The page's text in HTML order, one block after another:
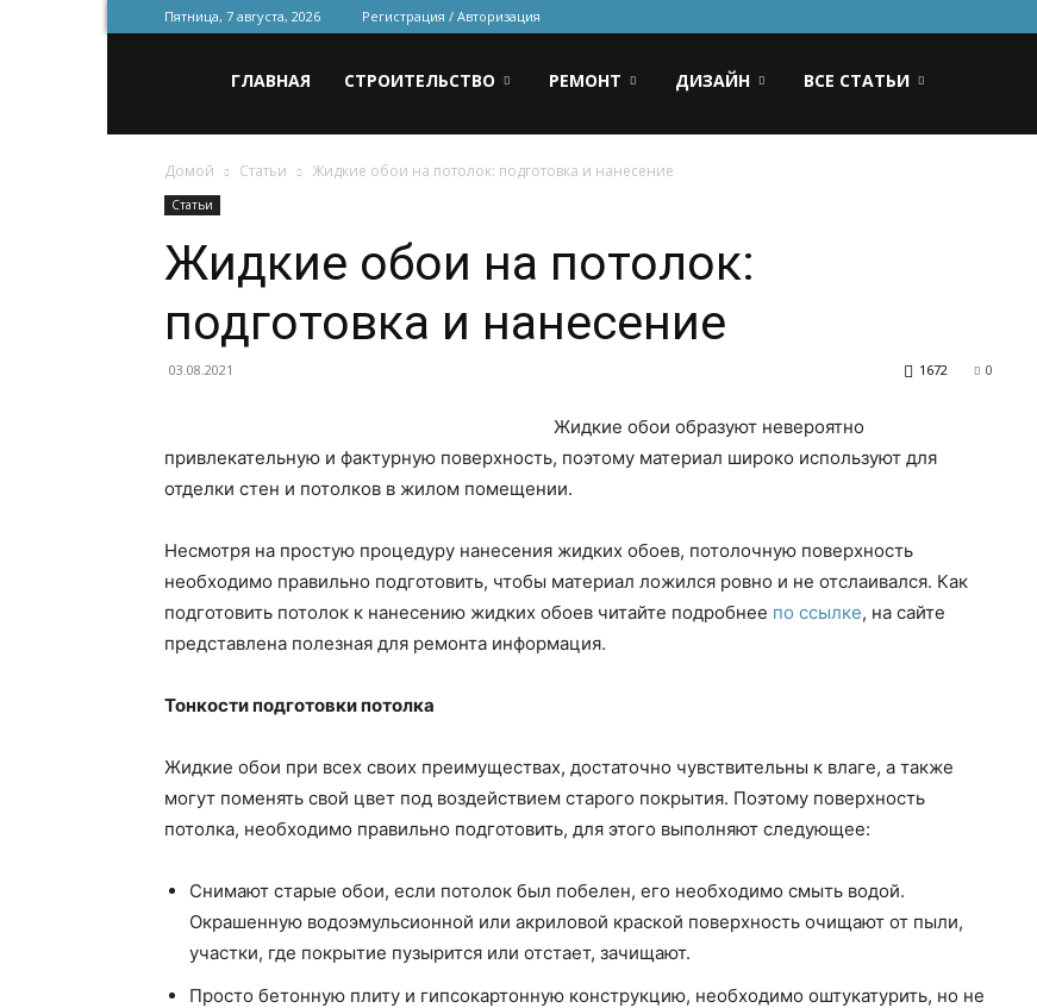
Пятница, 7 августа, 2026 Регистрация / Авторизация
для
строительства
и
ремонта
ГЛАВНАЯ СТРОИТЕЛЬСТВО РЕМОНТ ДИЗАЙН ВСЕ СТАТЬИ
Домой Статьи Жидкие обои на потолок: подготовка и нанесение
Статьи
Жидкие обои на потолок:
подготовка и нанесение
03.08.2021 0
1672
Жидкие обои образуют невероятно
привлекательную и фактурную поверхность, поэтому материал широко используют для
отделки стен и потолков в жилом помещении.
Несмотря на простую процедуру нанесения жидких обоев, потолочную поверхность
необходимо правильно подготовить, чтобы материал ложился ровно и не отслаивался. Как
подготовить потолок к нанесению жидких обоев читайте подробнее по ссылке, на сайте
представлена полезная для ремонта информация.
Тонкости подготовки потолка
Жидкие обои при всех своих преимуществах, достаточно чувствительны к влаге, а также
могут поменять свой цвет под воздействием старого покрытия. Поэтому поверхность
потолка, необходимо правильно подготовить, для этого выполняют следующее:
Снимают старые обои, если потолок был побелен, его необходимо смыть водой.
Окрашенную водоэмульсионной или акриловой краской поверхность очищают от пыли,
участки, где покрытие пузырится или отстает, зачищают.
Просто бетонную плиту и гипсокартонную конструкцию, необходимо оштукатурить, но не